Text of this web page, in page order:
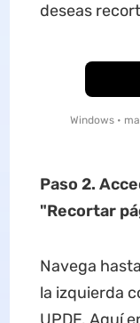
deseas
Windows •
Paso 2.
"Recortar
Navega
la izquierda